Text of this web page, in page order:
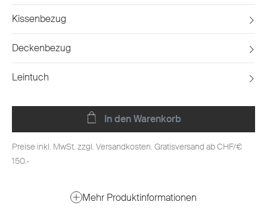
Kissenbezug
Deckenbezug
Leintuch
In den Warenkorb
Preise inkl. MwSt. zzgl. Versandkosten. Gratisversand ab CHF/€
150.-
Mehr Produktinformationen